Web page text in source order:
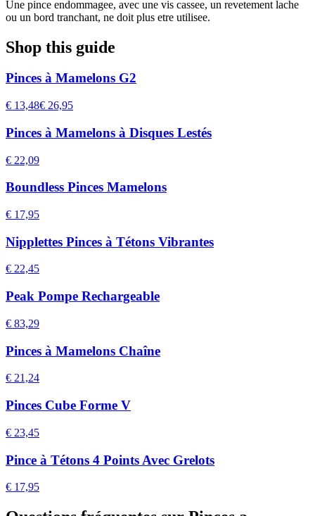
Une pince endommagee, avec une vis cassee, un revetement lache
ou un bord tranchant, ne doit plus etre utilisee.
Shop this guide
Pinces à Mamelons G2
€ 13,48€ 26,95
Pinces à Mamelons à Disques Lestés
€ 22,09
Boundless Pinces Mamelons
€ 17,95
Nipplettes Pinces à Tétons Vibrantes
€ 22,45
Peak Pompe Rechargeable
€ 83,29
Pinces à Mamelons Chaîne
€ 21,24
Pinces Cube Forme V
€ 23,45
Pince à Tétons 4 Points Avec Grelots
€ 17,95